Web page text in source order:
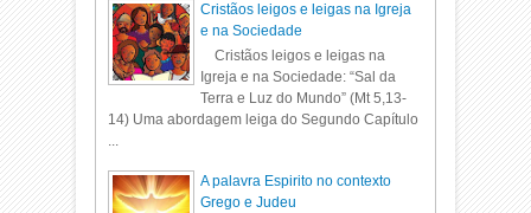
Cristãos leigos e leigas na Igreja
e na Sociedade
Cristãos leigos e leigas na
Igreja e na Sociedade: “Sal da
Terra e Luz do Mundo” (Mt 5,13-
14) Uma abordagem leiga do Segundo Capítulo
A palavra Espirito no contexto
Grego e Judeu